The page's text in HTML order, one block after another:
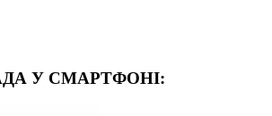
У СМАРТФОНІ: